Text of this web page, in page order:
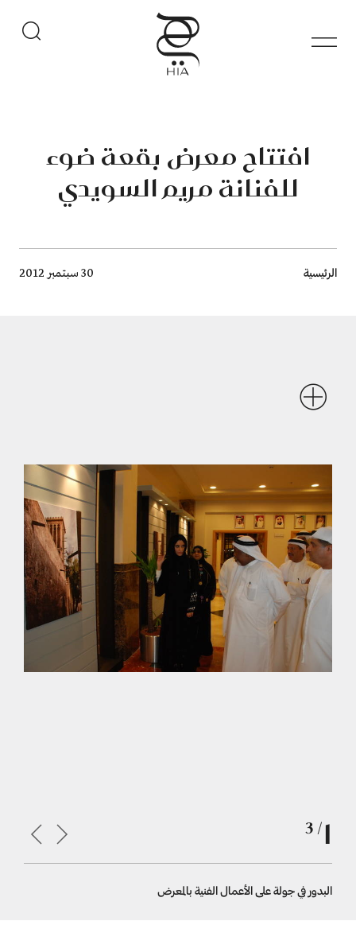
افتتاح معرض بقعة ضوء
للفنانة مريم السويدي
Breadcrumb
الرئيسية
البدور في جولة على الأعمال الفنية بالمعرض